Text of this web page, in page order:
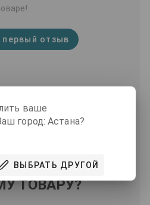
первый отзыв
ВОПРОСЫ ПО
ТОВАРУ?
ваше
город: Астана?
ВЫБРАТЬ ДРУГОЙ